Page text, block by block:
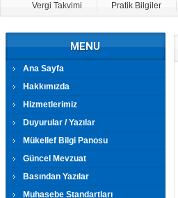
Vergi Takvimi Pratik Bilgiler
MENU
Ana Sayfa
Hakkımızda
Hizmetlerimiz
Duyurular / Yazılar
Mükellef Bilgi Panosu
Güncel Mevzuat
Basından Yazılar
Muhasebe Standartları